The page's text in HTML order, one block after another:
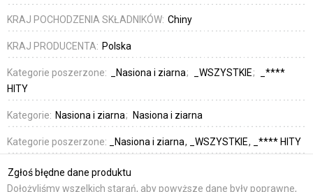
KRAJ POCHODZENIA SKŁADNIKÓW: Chiny
KRAJ PRODUCENTA: Polska
Kategorie poszerzone: _Nasiona i ziarna _WSZYSTKIE
_****
HITY
Kategorie: Nasiona i ziarna Nasiona i ziarna
Kategorie poszerzone: _Nasiona i ziarna _WSZYSTKIE _**** HITY
Zgłoś błędne dane produktu
Dołożyliśmy wszelkich starań, aby powyższe dane były poprawne,